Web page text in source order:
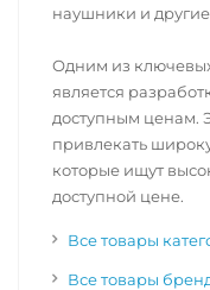
наушники и другие
Одним из
является
доступным ценам.
привлекать
которые ищут
доступной цене.
Все товары
Все товары